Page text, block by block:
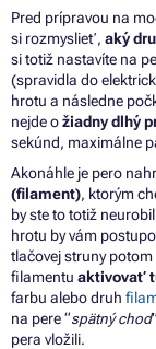
Pred prípravou na
si rozmyslieť, aký
si totiž nastavíte na
(spravidla do
hrotu a následne
nejde ožiadny dlhý
sekúnd, maximálne
Akonáhle je pero
(filament), ktorým
by ste to totiž
hrotu by vám
tlačovej struny
filamentu aktivovať
farbu alebo druh
na pere “spätný chod
pera vložili.